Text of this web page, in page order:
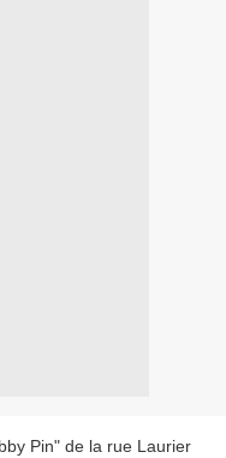
Pin" de la rue Laurier